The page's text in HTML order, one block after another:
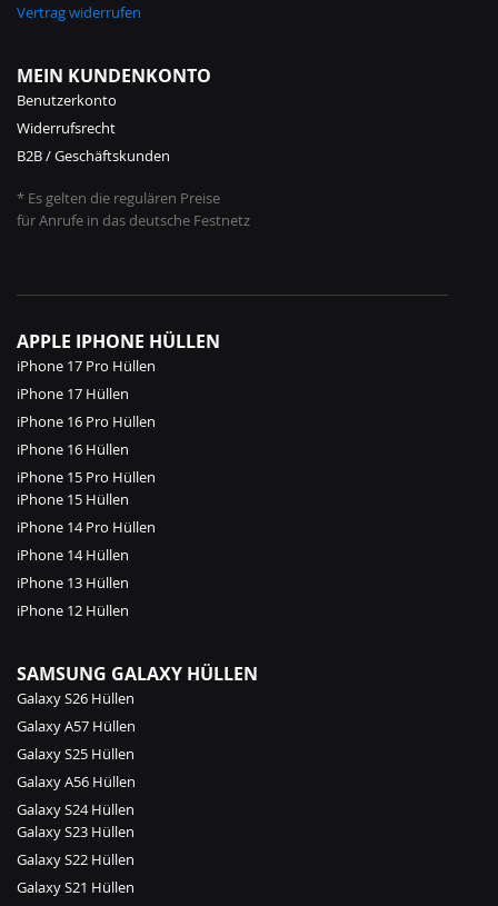
Vertrag widerrufen
MEIN KUNDENKONTO
Benutzerkonto
Widerrufsrecht
B2B / Geschäftskunden
* Es gelten die regulären Preise
für Anrufe in das deutsche Festnetz
APPLE IPHONE HÜLLEN
iPhone 17 Pro Hüllen
iPhone 17 Hüllen
iPhone 16 Pro Hüllen
iPhone 16 Hüllen
iPhone 15 Pro Hüllen
iPhone 15 Hüllen
iPhone 14 Pro Hüllen
iPhone 14 Hüllen
iPhone 13 Hüllen
iPhone 12 Hüllen
SAMSUNG GALAXY HÜLLEN
Galaxy S26 Hüllen
Galaxy A57 Hüllen
Galaxy S25 Hüllen
Galaxy A56 Hüllen
Galaxy S24 Hüllen
Galaxy S23 Hüllen
Galaxy S22 Hüllen
Galaxy S21 Hüllen